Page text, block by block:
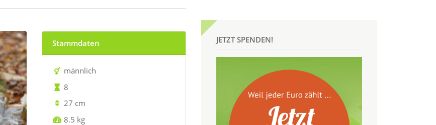
Stammdaten
männlich
8
27 cm
8.5 kg
JETZT SPENDEN!